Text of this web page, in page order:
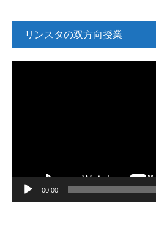
リンスタの双方向授業
00:00